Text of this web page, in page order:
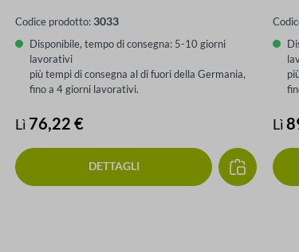
Codice prodotto:3033
Disponibile, tempo di consegna: 5-10 giorni
lavorativi
più tempi di consegna al di fuori della Germania,
fino a 4 giorni lavorativi.
Prezzo normale:
Lì 76,22 €
DETTAGLI
Lì